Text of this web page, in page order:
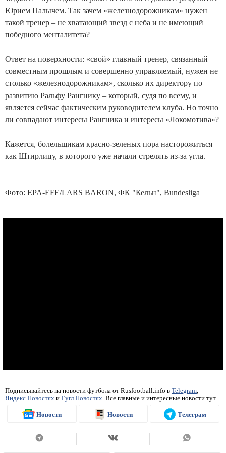
Юрием Палычем. Так зачем «железнодорожникам» нужен
такой тренер – не хватающий звезд с неба и не имеющий
победного менталитета?
Ответ на поверхности: «свой» главный тренер, связанный
совместным прошлым и совершенно управляемый, нужен не
столько «железнодорожникам», сколько их директору по
развитию Ральфу Рангнику – который, судя по всему, и
является сейчас фактическим руководителем клуба. Но точно
ли совпадают интересы Рангника и интересы «Локомотива»?
Кажется, болельщикам красно-зеленых пора насторожиться –
как Штирлицу, в которого уже начали стрелять из-за угла.
Фото: EPA-EFE/LARS BARON, ФК "Кельн", Bundesliga
Подписывайтесь на новости футбола от Rusfootball.info в Telegram,
Яндекс.Новостях и Гугл.Новостях. Все главные и интересные новости тут
Новости Новости Телеграм